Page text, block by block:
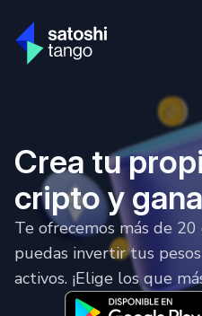
Crea tu
cripto y
Te ofrecemos más de
puedas invertir tus
activos. ¡Elige los que